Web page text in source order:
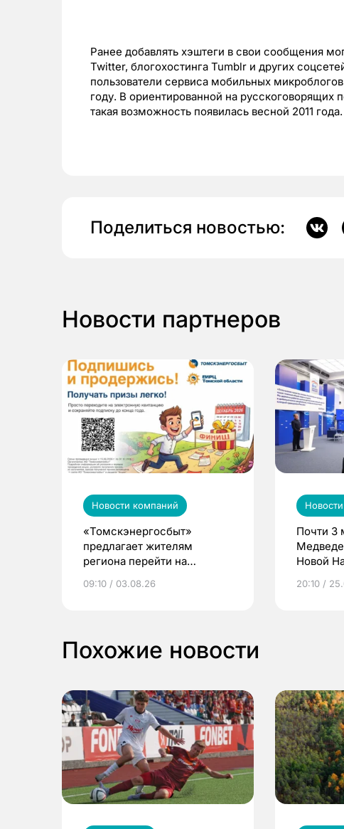
Ранее добавлять хэштеги в свои сообщения
Twitter, блогохостинга Tumblr и других
пользователи сервиса мобильных
году. В ориентированной на русскоговорящих
такая возможность появилась весной 2011 года.
Поделиться новостью:
Новости партнеров
Новости компаний
«Томскэнергосбыт»
предлагает жителям
региона перейти на
выиграть призы
09:10 / 03.08.26
Почти 3
Новой
20:10 /
Похожие новости